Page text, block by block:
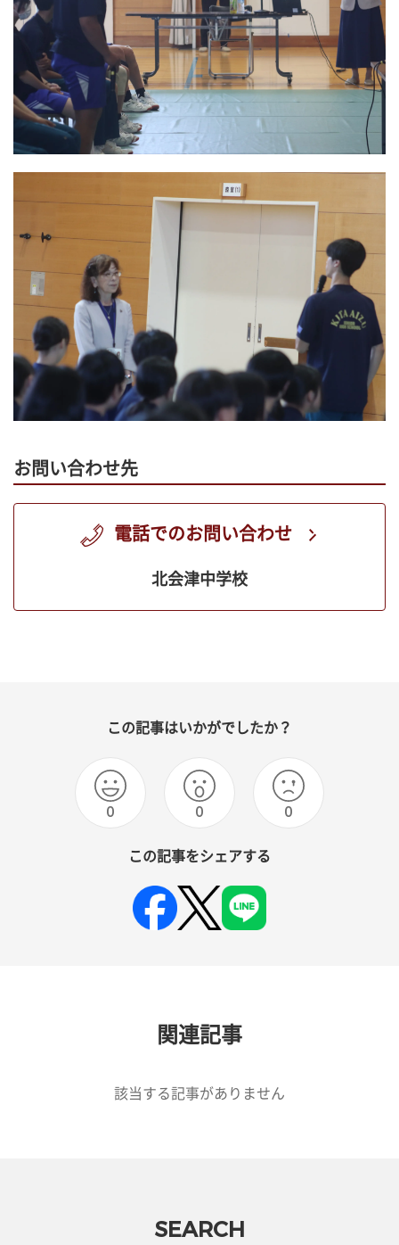
お問い合わせ先
電話でのお問い合わせ
北会津中学校
この記事はいかがでしたか？
0 0 0
この記事をシェアする
関連記事
該当する記事がありません
SEARCH